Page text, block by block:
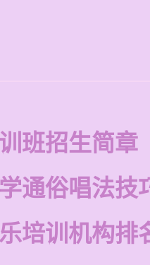
班招生简章
通俗唱法技
培训机构排